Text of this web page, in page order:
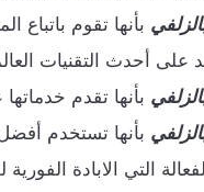
بأنها تقوم
على أحدث
بأنها تقدم
بأنها تستخدم أفضل
التي الابادة